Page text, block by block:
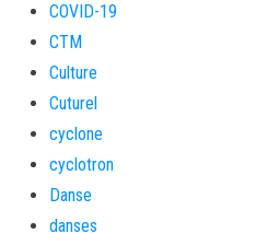
COVID-19
CTM
Culture
Cuturel
cyclone
cyclotron
Danse
danses